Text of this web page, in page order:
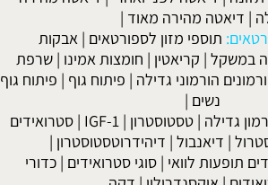
| דיאטה מהירה מאוד |
תוספי מזון לספורטאים | אבקות
במשקל | קריאטין | חומצות אמינו |שרפת
הורמוני גדילה | פיתוח גוף | פיתוח גוף
נשים |
גדילה |טסטוסטרון |
IGF-1
|סטרואידים
| דיאנבול | דיהידרוטסטוסטרון |
תופעות לוואי | סוגי סטרואידים | כדורי